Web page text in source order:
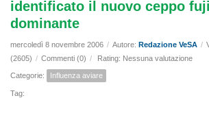
identificato il nuovo ceppo
dominante
mercoledì 8 novembre 2006 / Autore: Redazione VeSA /
(2605) / Commenti (0) / Rating: Nessuna valutazione
Categorie: Influenza aviare
Tag: